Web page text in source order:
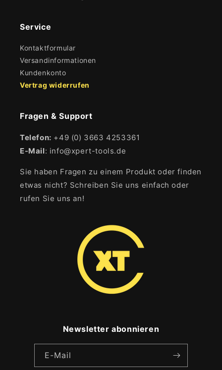
Service
Kontaktformular
Versandinformationen
Kundenkonto
Vertrag widerrufen
Fragen & Support
Telefon: +49 (0) 3663 4253361
E-Mail: info@xpert-tools.de
Sie haben Fragen zu einem Produkt oder finden
etwas nicht? Schreiben Sie uns einfach oder
rufen Sie uns an!
Newsletter abonnieren
E-Mail